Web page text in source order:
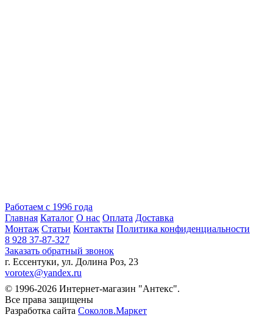
Работаем с 1996 года
Главная Каталог О нас Оплата Доставка
Монтаж Статьи Контакты Политика конфиденциальности
8 928 37-87-327
Заказать обратный звонок
г. Ессентуки, ул. Долина Роз, 23
vorotex@yandex.ru
© 1996-2026 Интернет-магазин "Антекс".
Все права защищены
Разработка сайта Соколов.Маркет